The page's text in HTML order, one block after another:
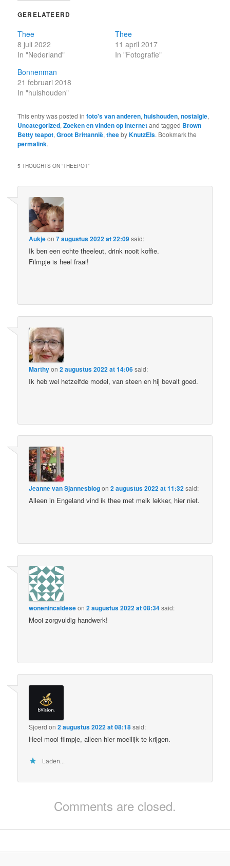
GERELATEERD
Thee
8 juli 2022
In "Nederland"
Thee
11 april 2017
In "Fotografie"
Bonnenman
21 februari 2018
In "huishouden"
This entry was posted infoto's van anderen,huishouden,nostalgie,
Uncategorized,Zoeken en vinden op internetand tagged Brown
Betty teapot,Groot Brittannië,theebyKnutzEls. Bookmark the
permalink.
5 THOUGHTS ON “THEEPOT”
Aukjeon7 augustus 2022 at 22:09said:
Ik ben een echte theeleut, drink nooit koffie.
Filmpje is heel fraai!
Marthyon2 augustus 2022 at 14:06said:
Ik heb wel hetzelfde model, van steen en hij bevalt goed.
Jeanne van Sjannesblogon2 augustus 2022 at 11:32said:
Alleen in Engeland vind ik thee met melk lekker, hier niet.
wonenincaldeseon2 augustus 2022 at 08:34said:
Mooi zorgvuldig handwerk!
Sjoerd on2 augustus 2022 at 08:18said:
Heel mooi filmpje, alleen hier moeilijk te krijgen.
Laden...
Comments are closed.